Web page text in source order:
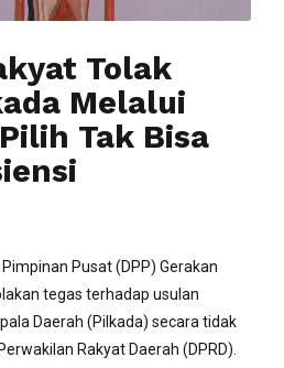
Tolak
Melalui
Tak Bisa
Pusat (DPP) Gerakan
tegas terhadap usulan
Daerah (Pilkada) secara tidak
Rakyat Daerah (DPRD).